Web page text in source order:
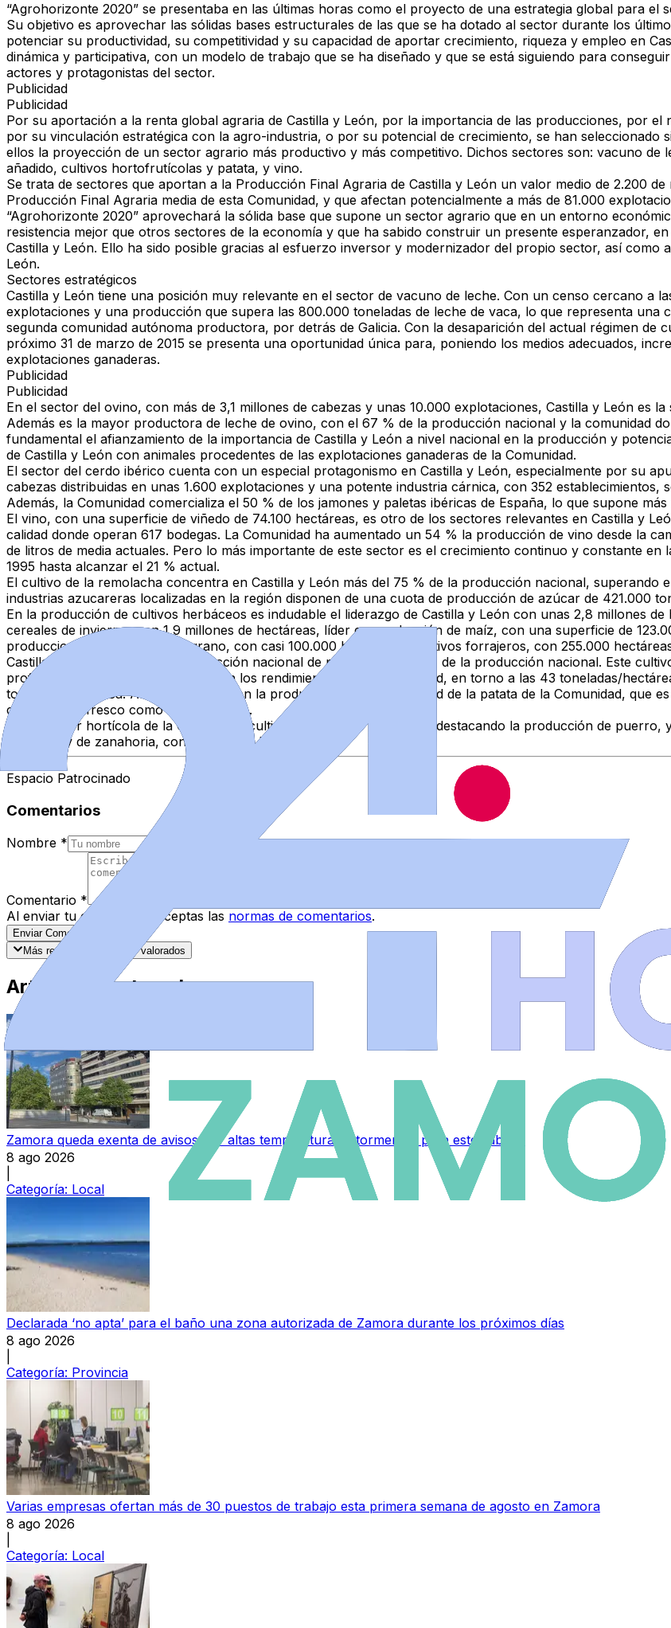
“Agrohorizonte 2020” se presentaba en las últimas horas como el proyecto de una estrategia global para
Su objetivo es aprovechar las sólidas bases estructurales de las que se ha dotado al sector durante los
potenciar su productividad, su competitividad y su capacidad de aportar crecimiento, riqueza y empleo en
dinámica y participativa, con un modelo de trabajo que se ha diseñado y que se está siguiendo para
actores y protagonistas del sector.
Publicidad
Publicidad
Por su aportación a la renta global agraria de Castilla y León, por la importancia de las producciones, por
por su vinculación estratégica con la agro-industria, o por su potencial de crecimiento, se han seleccionado
ellos la proyección de un sector agrario más productivo y más competitivo. Dichos sectores son: vacuno
añadido, cultivos hortofrutícolas y patata, y vino.
Se trata de sectores que aportan a la Producción Final Agraria de Castilla y León un valor medio de 2.200
Producción Final Agraria media de esta Comunidad, y que afectan potencialmente a más de 81.000
“Agrohorizonte 2020” aprovechará la sólida base que supone un sector agrario que en un entorno
resistencia mejor que otros sectores de la economía y que ha sabido construir un presente esperanzador,
Castilla y León. Ello ha sido posible gracias al esfuerzo inversor y modernizador del propio sector, así como
León.
Sectores estratégicos
Castilla y León tiene una posición muy relevante en el sector de vacuno de leche. Con un censo cercano a
explotaciones y una producción que supera las 800.000 toneladas de leche de vaca, lo que representa una
segunda comunidad autónoma productora, por detrás de Galicia. Con la desaparición del actual régimen de
próximo 31 de marzo de 2015 se presenta una oportunidad única para, poniendo los medios adecuados,
explotaciones ganaderas.
Publicidad
Publicidad
En el sector del ovino, con más de 3,1 millones de cabezas y unas 10.000 explotaciones, Castilla y León es
Además es la mayor productora de leche de ovino, con el 67 % de la producción nacional y la comunidad
fundamental el afianzamiento de la importancia de Castilla y León a nivel nacional en la producción y
de Castilla y León con animales procedentes de las explotaciones ganaderas de la Comunidad.
El sector del cerdo ibérico cuenta con un especial protagonismo en Castilla y León, especialmente por su
cabezas distribuidas en unas 1.600 explotaciones y una potente industria cárnica, con 352
Además, la Comunidad comercializa el 50 % de los jamones y paletas ibéricas de España, lo que supone
El vino, con una superficie de viñedo de 74.100 hectáreas, es otro de los sectores relevantes en Castilla y
calidad donde operan 617 bodegas. La Comunidad ha aumentado un 54 % la producción de vino desde la
de litros de media actuales. Pero lo más importante de este sector es el crecimiento continuo y constante
1995 hasta alcanzar el 21 % actual.
El cultivo de la remolacha concentra en Castilla y León más del 75 % de la producción nacional, superando
industrias azucareras localizadas en la región disponen de una cuota de producción de azúcar de 421.000
En la producción de cultivos herbáceos es indudable el liderazgo de Castilla y León con unas 2,8 millones
cereales de invierno, con 1,9 millones de hectáreas, líder en producción de maíz, con una superficie de
producciones de leguminosas grano, con casi 100.000 hectáreas y cultivos forrajeros, con 255.000
Castilla y León es líder en la producción nacional de patata con el 40% de la producción nacional. Este
profesionalizado como lo demuestran los rendimientos en la Comunidad, en torno a las 43 toneladas/
toneladas/hectárea. A su importancia en la producción se une la calidad de la patata de la Comunidad, que
consumo en fresco como transformada.
El subsector hortícola de la Comunidad cultiva unas 13.000 hectáreas, destacando la producción de
nacional, y de zanahoria, con el 36 % de la superficie.
Espacio Patrocinado
Comentarios
Nombre *
Comentario *
Al enviar tu comentario, aceptas las normas de comentarios.
Enviar Comentario
Más recientes
Mejor valorados
Artículos Destacados
Zamora queda exenta de avisos por altas temperaturas y tormentas para este sábado
8 ago 2026
Categoría: Local
Declarada ‘no apta’ para el baño una zona autorizada de Zamora durante los próximos días
8 ago 2026
Categoría: Provincia
Varias empresas ofertan más de 30 puestos de trabajo esta primera semana de agosto en Zamora
8 ago 2026
Categoría: Local